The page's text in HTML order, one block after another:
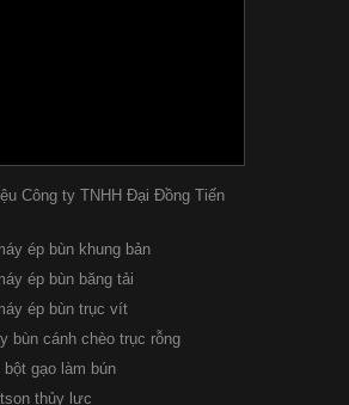
Công ty TNHH Đại Đồng Tiến
ép bùn khung bản
ép bùn băng tải
ép bùn trục vít
bùn cánh chèo trục rỗng
bột gạo làm bún
thủy lực